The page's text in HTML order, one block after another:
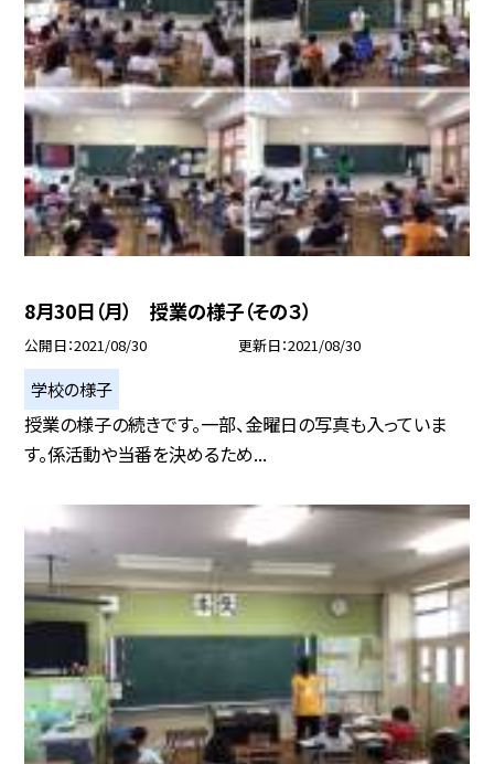
8月30日（月） 授業の様子（その３）
公開日 2021/08/30 更新日 2021/08/30
学校の様子
授業の様子の続きです。一部、金曜日の写真も入っていま
す。係活動や当番を決めるため...